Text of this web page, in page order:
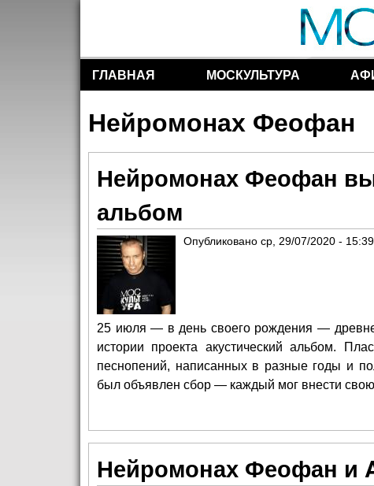
Разделы сайта
ГЛАВНАЯ МОСКУЛЬТУРА
Нейромонах Феофан
Нейромонах Феофан
альбом
Опубликовано ср, 29/07/2020 - 15:39
25 июля — в день своего рождения —
истории проекта акустический альбом.
песнопений, написанных в разные годы и
был объявлен сбор — каждый мог внести свою
Нейромонах Феофан и